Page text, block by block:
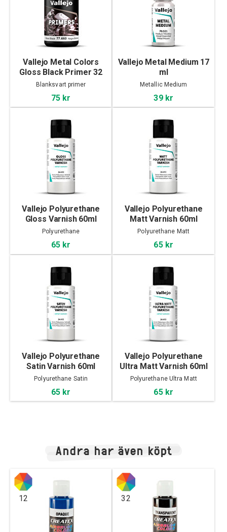
Vallejo Metal Colors
Gloss Black Primer 32
ml
Blanksvart primer
75 kr
Vallejo Metal Medium 17
ml
Metallic Medium
39 kr
Vallejo Polyurethane
Gloss Varnish 60ml
Polyurethane
65 kr
Vallejo Polyurethane
Matt Varnish 60ml
Polyurethane Matt
65 kr
Vallejo Polyurethane
Satin Varnish 60ml
Polyurethane Satin
65 kr
Vallejo Polyurethane
Ultra Matt Varnish 60ml
Polyurethane Ultra Matt
65 kr
Andra har även köpt
12 32